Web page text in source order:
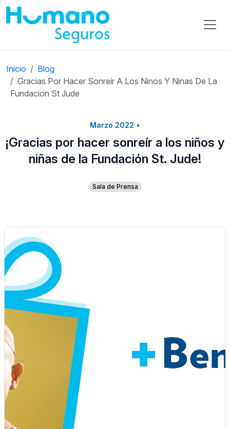
Inicio
Blog
Gracias Por Hacer Sonreir A Los Ninos Y Ninas De La
Fundacion St Jude
Marzo 2022 •
¡Gracias por hacer sonreír a los niños y
niñas de la Fundación St. Jude!
Sala de Prensa